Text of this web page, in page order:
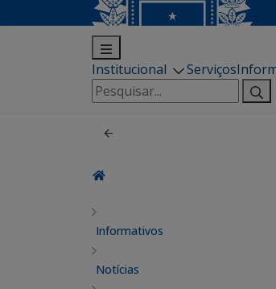
Institucional Serviços
Pesquisar
por:
Informativos
Notícias